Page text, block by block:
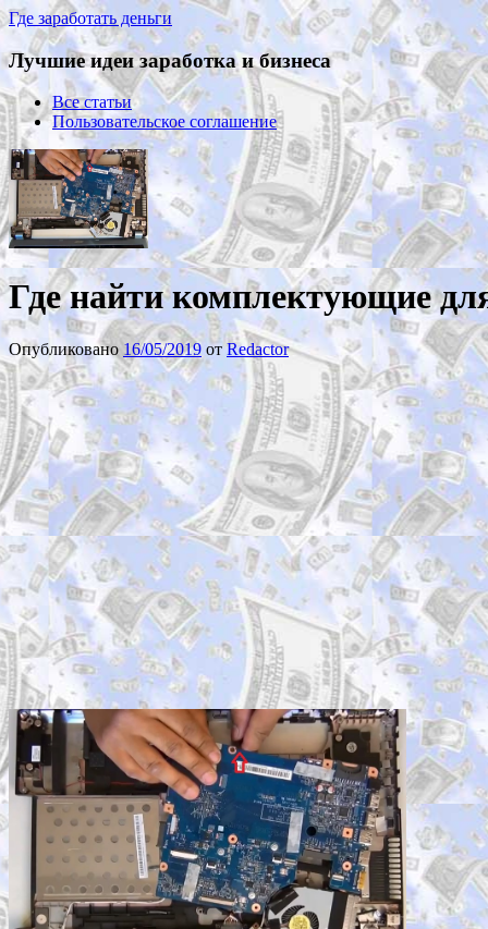
Где заработать деньги
Лучшие идеи заработка и бизнеса
Все статьи
Пользовательское соглашение
Где найти комплектующие
Опубликовано 16/05/2019 отRedactor